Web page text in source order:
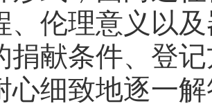
、伦理意义以
捐献条件、登
心细致地逐一